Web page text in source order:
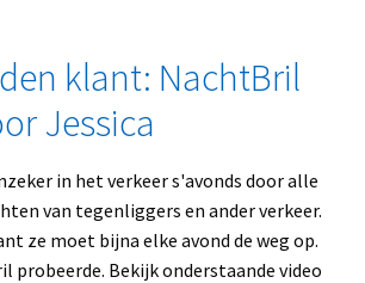
klant: NachtBril
Jessica
in het verkeer s'avonds door alle
van tegenliggers en ander verkeer.
ze moet bijna elke avond de weg op.
probeerde. Bekijk onderstaande video